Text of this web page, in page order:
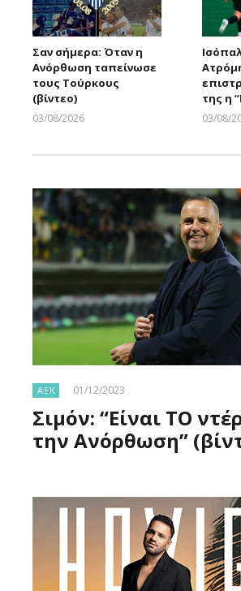
Σαν σήμερα: Όταν η
Ανόρθωση ταπείνωσε
τους Τούρκους
(βίντεο)
03/08/2026
της η
03/08/
ΑΕΚ 01/12/2023
Σιμόν: “Είναι ΤΟ
την Ανόρθωση”